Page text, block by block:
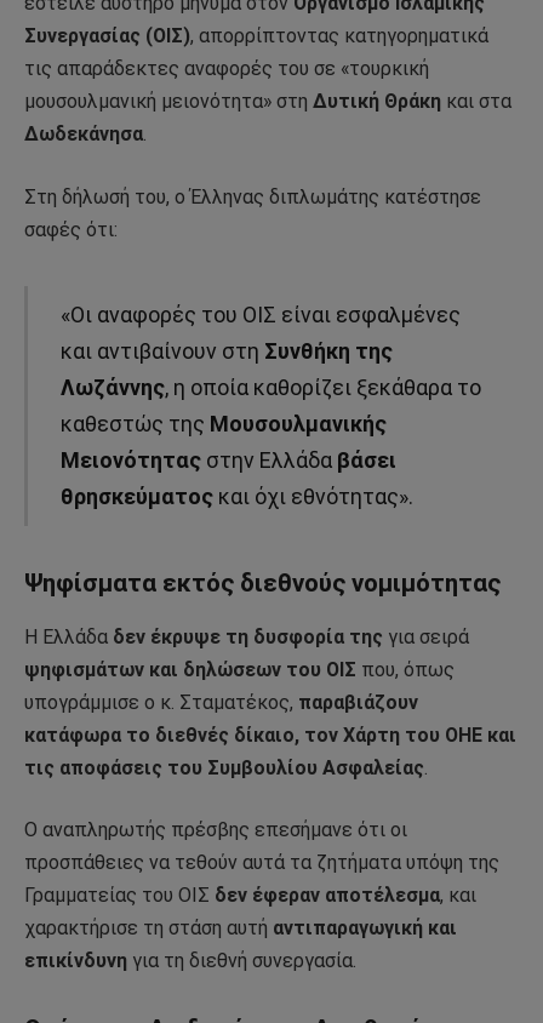
Συνεργασίας (ΟΙΣ), απορρίπτοντας κατηγορηματικά
τις απαράδεκτες αναφορές του σε «τουρκική
μουσουλμανική μειονότητα» στη Δυτική Θράκη και στα
Δωδεκάνησα.
Στη δήλωσή του, ο Έλληνας διπλωμάτης κατέστησε
σαφές ότι:
«Οι αναφορές του ΟΙΣ είναι εσφαλμένες
και αντιβαίνουν στη Συνθήκη της
Λωζάννης, η οποία καθορίζει ξεκάθαρα το
καθεστώς της Μουσουλμανικής
Μειονότηταςστην Ελλάδα βάσει
θρησκεύματοςκαι όχι εθνότητας».
Ψηφίσματα εκτός διεθνούς νομιμότητας
Η Ελλάδα δεν έκρυψε τη δυσφορία της για σειρά
ψηφισμάτων και δηλώσεων του ΟΙΣ που, όπως
υπογράμμισε ο κ. Σταματέκος, παραβιάζουν
κατάφωρα το διεθνές δίκαιο, τον Χάρτη του ΟΗΕ και
τις αποφάσεις του Συμβουλίου Ασφαλείας
Ο αναπληρωτής πρέσβης επεσήμανε ότι οι
προσπάθειες να τεθούν αυτά τα ζητήματα υπόψη της
Γραμματείας του ΟΙΣ δεν έφεραν αποτέλεσμα, και
χαρακτήρισε τη στάση αυτή αντιπαραγωγική και
επικίνδυνη για τη διεθνή συνεργασία.